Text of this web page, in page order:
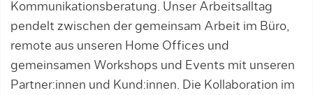
Kommunikationsberatung. Unser Arbeitsalltag
pendelt zwischen der gemeinsam Arbeit im Büro,
remote aus unseren Home Offices und
gemeinsamen Workshops und Events mit unseren
Partner:innen und Kund:innen. Die Kollaboration im